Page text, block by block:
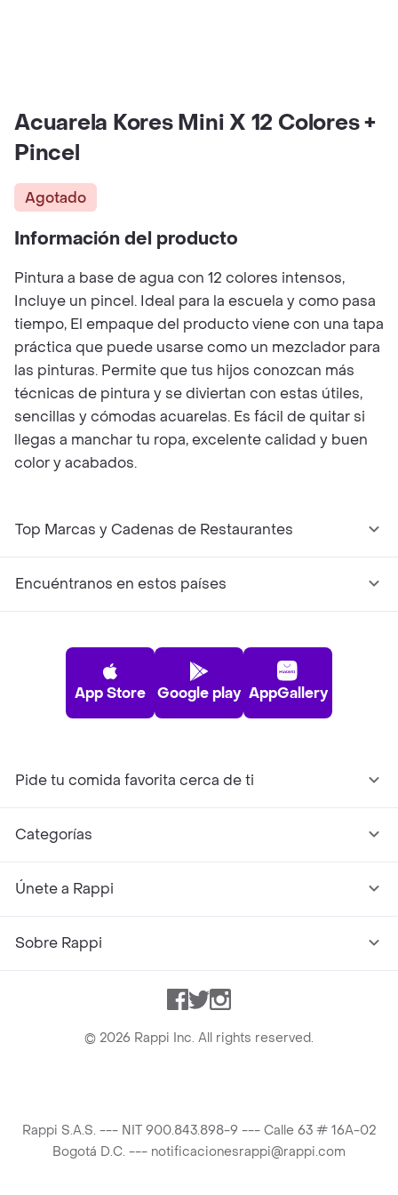
Acuarela Kores Mini X 12 Colores +
Pincel
Agotado
Información del producto
Pintura a base de agua con 12 colores intensos,
Incluye un pincel. Ideal para la escuela y como pasa
tiempo, El empaque del producto viene con una tapa
práctica que puede usarse como un mezclador para
las pinturas. Permite que tus hijos conozcan más
técnicas de pintura y se diviertan con estas útiles,
sencillas y cómodas acuarelas. Es fácil de quitar si
llegas a manchar tu ropa, excelente calidad y buen
color y acabados.
Top Marcas y Cadenas de Restaurantes
Encuéntranos en estos países
App Store Google play AppGallery
Pide tu comida favorita cerca de ti
Categorías
Únete a Rappi
Sobre Rappi
Facebook
TwitterInstagram
© 2026 Rappi Inc. All rights reserved.
Rappi S.A.S. --- NIT 900.843.898-9 --- Calle 63 # 16A-02
Bogotá D.C. --- notificacionesrappi@rappi.com